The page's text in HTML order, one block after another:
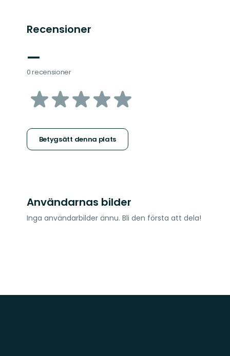
Recensioner
—
0 recensioner
av
stjärnor
Betygsätt denna plats
Användarnas bilder
Inga användarbilder ännu. Bli den första att dela!